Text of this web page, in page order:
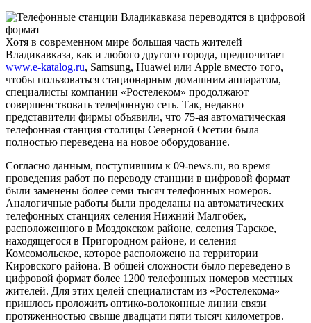
Хотя в современном мире большая часть жителей
Владикавказа, как и любого другого города, предпочитает
www.e-katalog.ru, Samsung, Huawei или Apple вместо того,
чтобы пользоваться стационарным домашним аппаратом,
специалисты компании «Ростелеком» продолжают
совершенствовать телефонную сеть. Так, недавно
представители фирмы объявили, что 75-ая автоматическая
телефонная станция столицы Северной Осетии была
полностью переведена на новое оборудование.
Согласно данным, поступившим к 09-news.ru, во время
проведения работ по переводу станции в цифровой формат
были заменены более семи тысяч телефонных номеров.
Аналогичные работы были проделаны на автоматических
телефонных станциях селения Нижний Малгобек,
расположенного в Моздокском районе, селения Тарское,
находящегося в Пригородном районе, и селения
Комсомольское, которое расположено на территории
Кировского района. В общей сложности было переведено в
цифровой формат более 1200 телефонных номеров местных
жителей. Для этих целей специалистам из «Ростелекома»
пришлось проложить оптико-волоконные линии связи
протяженностью свыше двадцати пяти тысяч километров.